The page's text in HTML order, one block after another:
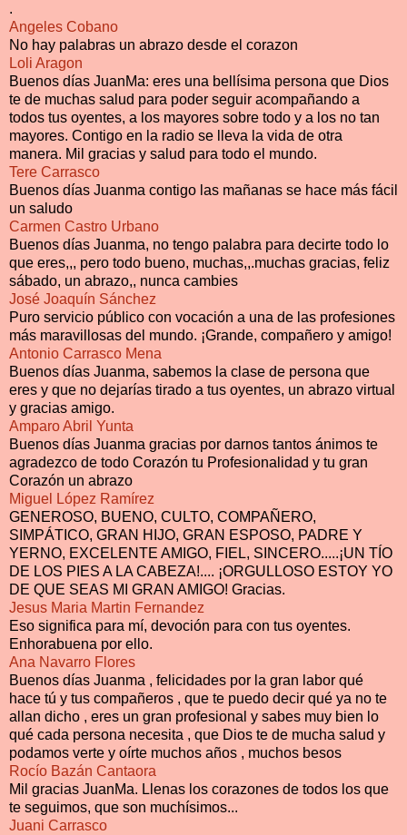
.
Angeles Cobano
No hay palabras un abrazo desde el corazon
Loli Aragon
Buenos días JuanMa: eres una bellísima persona que Dios
te de muchas salud para poder seguir acompañando a
todos tus oyentes, a los mayores sobre todo y a los no tan
mayores. Contigo en la radio se lleva la vida de otra
manera. Mil gracias y salud para todo el mundo.
Tere Carrasco
Buenos días Juanma contigo las mañanas se hace más fácil
un saludo
Carmen Castro Urbano
Buenos días Juanma, no tengo palabra para decirte todo lo
que eres,,, pero todo bueno, muchas,,.muchas gracias, feliz
sábado, un abrazo,, nunca cambies
José Joaquín Sánchez
Puro servicio público con vocación a una de las profesiones
más maravillosas del mundo. ¡Grande, compañero y amigo!
Antonio Carrasco Mena
Buenos días Juanma, sabemos la clase de persona que
eres y que no dejarías tirado a tus oyentes, un abrazo virtual
y gracias amigo.
Amparo Abril Yunta
Buenos días Juanma gracias por darnos tantos ánimos te
agradezco de todo Corazón tu Profesionalidad y tu gran
Corazón un abrazo
Miguel López Ramírez
GENEROSO, BUENO, CULTO, COMPAÑERO,
SIMPÁTICO, GRAN HIJO, GRAN ESPOSO, PADRE Y
YERNO, EXCELENTE AMIGO, FIEL, SINCERO.....¡UN TÍO
DE LOS PIES A LA CABEZA!.... ¡ORGULLOSO ESTOY YO
DE QUE SEAS MI GRAN AMIGO! Gracias.
Jesus Maria Martin Fernandez
Eso significa para mí, devoción para con tus oyentes.
Enhorabuena por ello.
Ana Navarro Flores
Buenos días Juanma , felicidades por la gran labor qué
hace tú y tus compañeros , que te puedo decir qué ya no te
allan dicho , eres un gran profesional y sabes muy bien lo
qué cada persona necesita , que Dios te de mucha salud y
podamos verte y oírte muchos años , muchos besos
Rocío Bazán Cantaora
Mil gracias JuanMa. Llenas los corazones de todos los que
te seguimos, que son muchísimos...
Juani Carrasco